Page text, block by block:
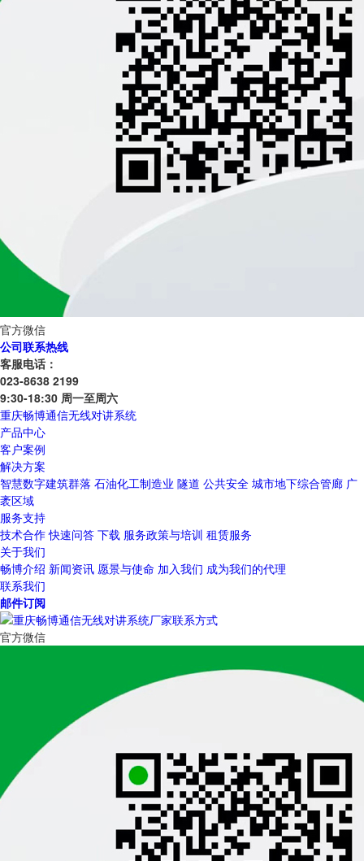
官方微信
公司联系热线
客服电话：
023-8638 2199
9:30-18:30 周一至周六
重庆畅博通信无线对讲系统
产品中心
客户案例
解决方案
智慧数字建筑群落 石油化工制造业 隧道 公共安全 城市地下综合管廊 广
袤区域
服务支持
技术合作 快速问答 下载 服务政策与培训 租赁服务
关于我们
畅博介绍 新闻资讯 愿景与使命 加入我们 成为我们的代理
联系我们
邮件订阅
官方微信